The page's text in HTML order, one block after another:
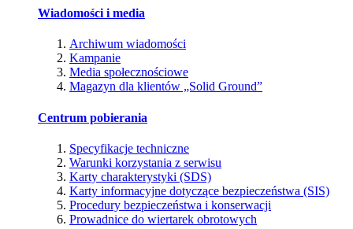
Wiadomości i media
Archiwum wiadomości
Kampanie
Media społecznościowe
Magazyn dla klientów „Solid Ground”
Centrum pobierania
Specyfikacje techniczne
Warunki korzystania z serwisu
Karty charakterystyki (SDS)
Karty informacyjne dotyczące bezpieczeństwa (SIS)
Procedury bezpieczeństwa i konserwacji
Prowadnice do wiertarek obrotowych